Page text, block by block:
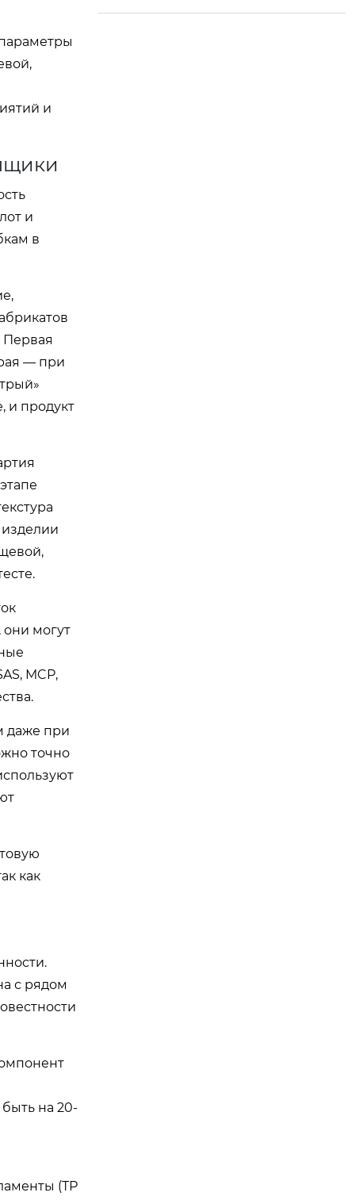
,
и
и
в
Первая
— при
и продукт
могут
MCP,
даже при
точно
как
с рядом
на 20-
(ТР
ng Donglai! Их прив